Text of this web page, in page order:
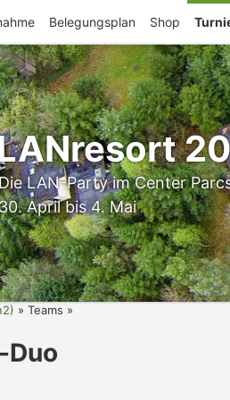
Belegungsplan Shop
LAN-Party im Center
April bis 4. Mai
Teams